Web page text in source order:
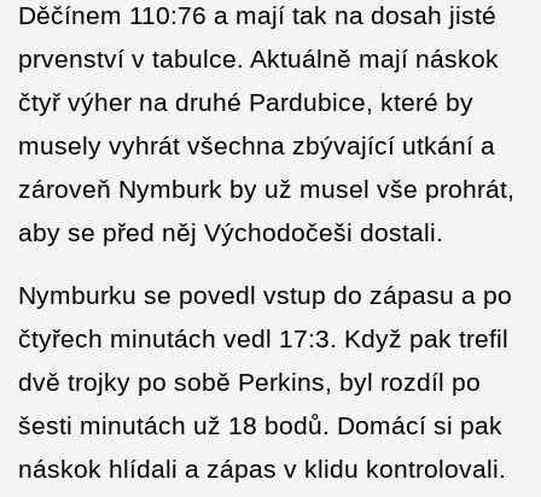
Děčínem 110:76 a mají tak na dosah jisté
prvenství v tabulce. Aktuálně mají náskok
čtyř výher na druhé Pardubice, které by
musely vyhrát všechna zbývající utkání a
zároveň Nymburk by už musel vše prohrát,
aby se před něj Východočeši dostali.
Nymburku se povedl vstup do zápasu a po
čtyřech minutách vedl 17:3. Když pak trefil
dvě trojky po sobě Perkins, byl rozdíl po
šesti minutách už 18 bodů. Domácí si pak
náskok hlídali a zápas v klidu kontrolovali.